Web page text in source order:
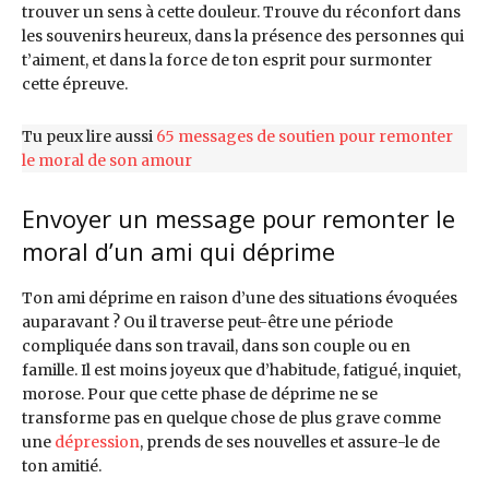
trouver un sens à cette douleur. Trouve du réconfort dans
les souvenirs heureux, dans la présence des personnes qui
t’aiment, et dans la force de ton esprit pour surmonter
cette épreuve.
Tu peux lire aussi 65 messages de soutien pour remonter
le moral de son amour
Envoyer un message pour remonter le
moral d’un ami qui déprime
Ton ami déprime en raison d’une des situations évoquées
auparavant ? Ou il traverse peut-être une période
compliquée dans son travail, dans son couple ou en
famille. Il est moins joyeux que d’habitude, fatigué, inquiet,
morose. Pour que cette phase de déprime ne se
transforme pas en quelque chose de plus grave comme
une dépression, prends de ses nouvelles et assure-le de
ton amitié.